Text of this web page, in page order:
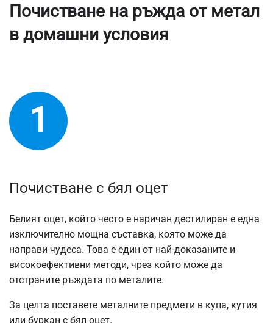
Почистване на ръжда от метал
в домашни условия
1
Почистване с бял оцет
Белият оцет, който често е наричан дестилиран е една
изключително мощна съставка, която може да
направи чудеса. Това е един от най-доказаните и
високоефективни методи, чрез който може да
отстраните ръждата по металите.
За целта поставете металните предмети в купа, кутия
или буркан с бял оцет.